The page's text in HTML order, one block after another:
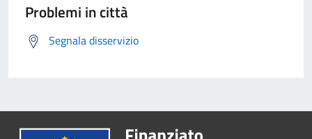
Problemi in città
Segnala disservizio